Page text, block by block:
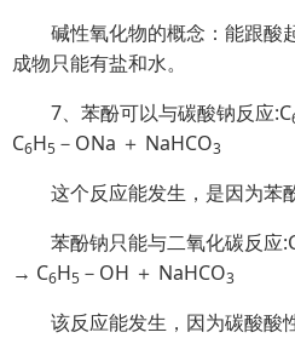
碱性氧化物的概念：能跟酸
成物只能有盐和水。
7、苯酚可以与碳酸钠反应:C
C6H5 －ONa ＋ NaHCO3
这个反应能发生，是因为苯
苯酚钠只能与二氧化碳反应
→ C6H5 －OH ＋ NaHCO3
该反应能发生，因为碳酸酸